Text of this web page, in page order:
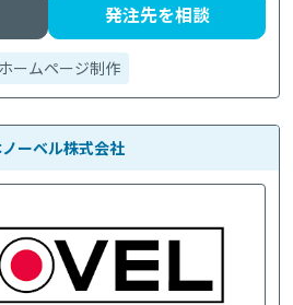
発注先を相談
ホームページ制作
ーベル株式会社